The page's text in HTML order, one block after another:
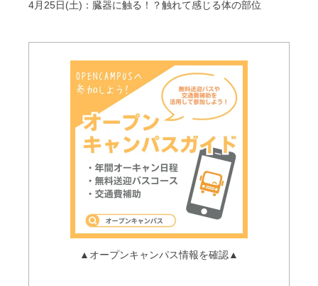
4月25日(土)：臓器に触る！？触れて感じる体の部位
▲オープンキャンパス情報を確認▲